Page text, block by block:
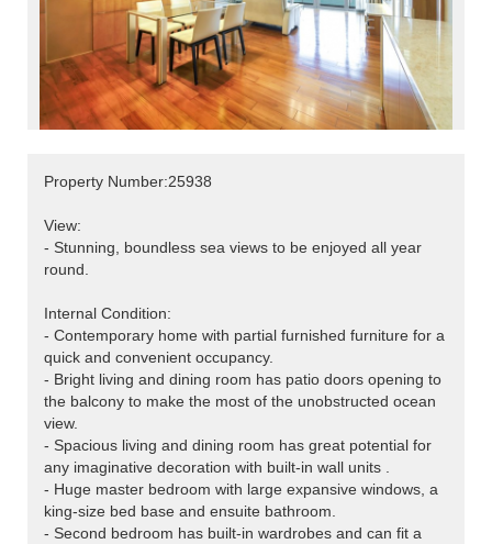
Property Number:25938
View:
- Stunning, boundless sea views to be enjoyed all year
round.
Internal Condition:
- Contemporary home with partial furnished furniture for a
quick and convenient occupancy.
- Bright living and dining room has patio doors opening to
the balcony to make the most of the unobstructed ocean
view.
- Spacious living and dining room has great potential for
any imaginative decoration with built-in wall units .
- Huge master bedroom with large expansive windows, a
king-size bed base and ensuite bathroom.
- Second bedroom has built-in wardrobes and can fit a